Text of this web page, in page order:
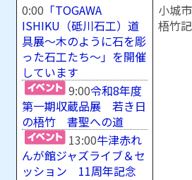
0:00 「TOGAWA
ISHIKU（砥川石工）道
具展～木のように石を彫
った石工たち～」を開催
しています
9:00令和8年度
第一期収蔵品展 若き日
の梧竹 書聖への道
13:00牛津赤れ
んが館ジャズライブ＆セ
ッション 11周年記念
小城
梧竹